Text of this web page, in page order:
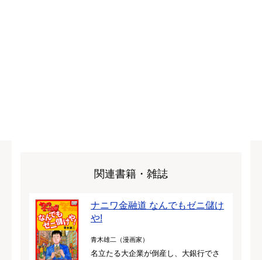
関連書籍・雑誌
ナニワ金融道 なんでもゼニ儲け
や!
青木雄二（漫画家）
名立たる大企業が倒産し、大銀行でさ